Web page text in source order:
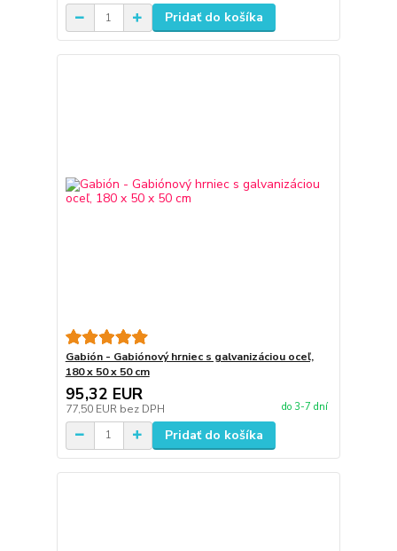
Pridať do košíka
Gabión - Gabiónový hrniec s galvanizáciou oceľ,
180 x 50 x 50 cm
95,32 EUR
77,50 EUR bez DPH do 3-7 dní
Pridať do košíka